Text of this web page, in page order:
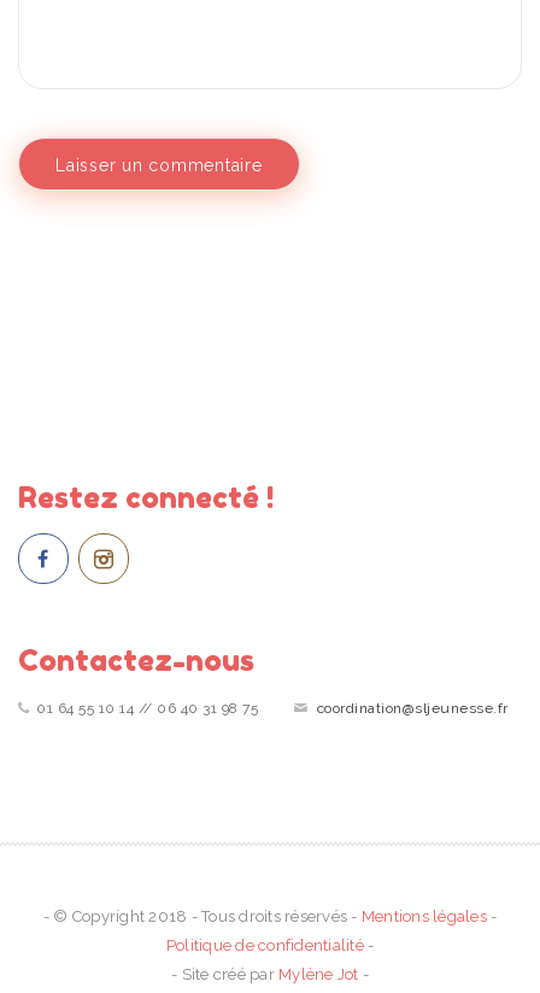
Restez connecté !
Contactez-nous
01 64 55 10 14 // 06 40 31 98 75 coordination@sljeunesse.fr
- © Copyright 2018 - Tous droits réservés - Mentions légales-
Politique de confidentialité-
- Site créé par Mylène Jot -